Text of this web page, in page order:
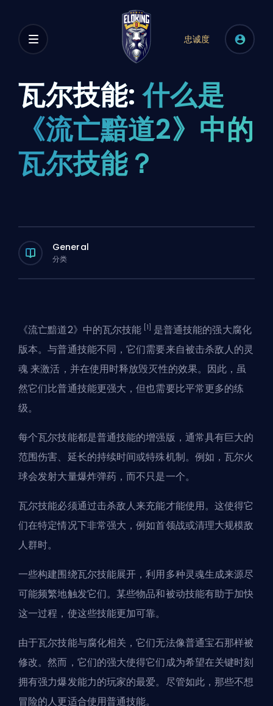
忠诚度
瓦尔技能: 什么是
《流亡黯道2》中的
瓦尔技能？
General
分类
《流亡黯道2》中的瓦尔技能 [1]
是普通技能的强大腐化
版本。与普通技能不同，它们需要来自被击杀敌人的灵
魂来激活，并在使用时释放毁灭性的效果。因此，虽
然它们比普通技能更强大，但也需要比平常更多的练
级。
每个瓦尔技能都是普通技能的增强版，通常具有巨大的
范围伤害、延长的持续时间或特殊机制。例如，瓦尔火
球会发射大量爆炸弹药，而不只是一个。
瓦尔技能必须通过击杀敌人来充能才能使用。这使得它
们在特定情况下非常强大，例如首领战或清理大规模敌
人群时。
一些构建围绕瓦尔技能展开，利用多种灵魂生成来源尽
可能频繁地触发它们。某些物品和被动技能有助于加快
这一过程，使这些技能更加可靠。
由于瓦尔技能与腐化相关，它们无法像普通宝石那样被
修改。然而，它们的强大使得它们成为希望在关键时刻
拥有强力爆发能力的玩家的最爱。尽管如此，那些不想
冒险的人更适合使用普通技能。